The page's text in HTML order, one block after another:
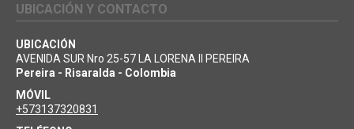
UBICACIÓN Y CONTACTO
UBICACIÓN
AVENIDA SUR Nro 25-57 LA LORENA II PEREIRA
Pereira - Risaralda - Colombia
MÓVIL
+573137320831